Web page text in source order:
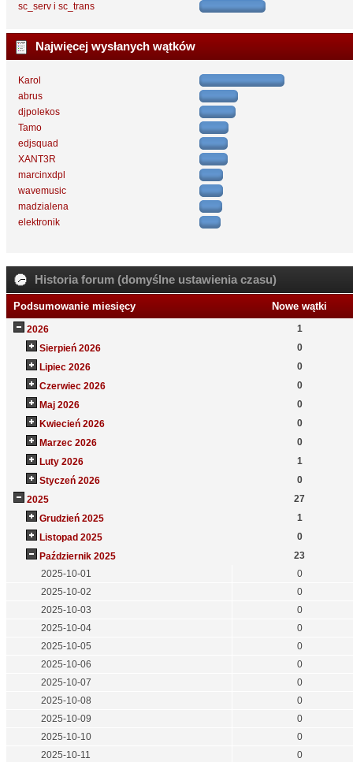
sc_serv i sc_trans
Najwięcej wysłanych wątków
Karol
abrus
djpolekos
Tamo
edjsquad
XANT3R
marcinxdpl
wavemusic
madzialena
elektronik
Historia forum (domyślne ustawienia czasu)
Podsumowanie miesięcy Nowe wątki
2026
1
Sierpień 2026
0
Lipiec 2026
0
Czerwiec 2026
0
Maj 2026
0
Kwiecień 2026
0
Marzec 2026
0
Luty 2026
1
Styczeń 2026
0
2025
27
Grudzień 2025
1
Listopad 2025
0
Październik 2025
23
2025-10-01
0
2025-10-02
0
2025-10-03
0
2025-10-04
0
2025-10-05
0
2025-10-06
0
2025-10-07
0
2025-10-08
0
2025-10-09
0
2025-10-10
0
2025-10-11
0